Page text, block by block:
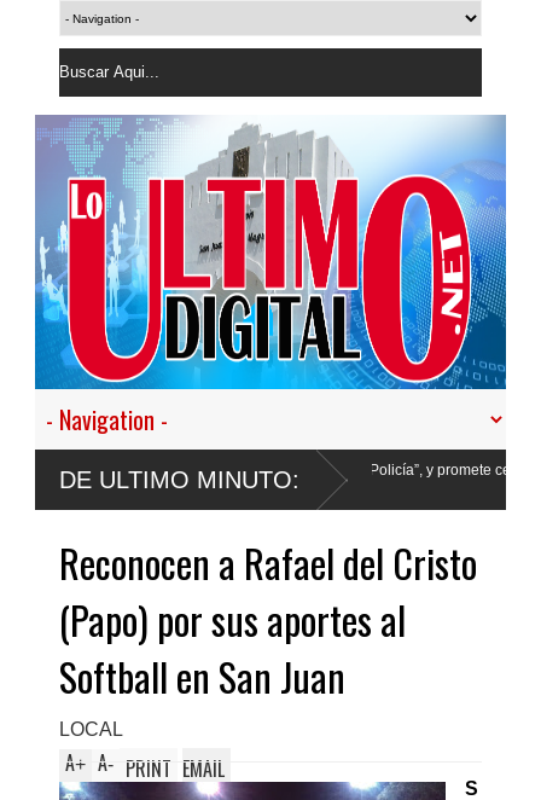
DE ULTIMO MINUTO:
en nuestro empeño de transformar la Policía”, y promete cero impunidad
Reconocen a Rafael del Cristo
(Papo) por sus aportes al
Softball en San Juan
LOCAL
A+ A- PRINT EMAIL
S